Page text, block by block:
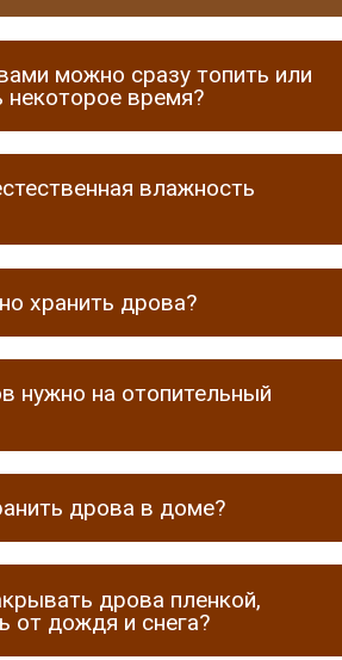
можно сразу топить или
время?
влажность
хранить дрова?
нужно на отопительный
дрова в доме?
дрова пленкой,
от дождя и снега?